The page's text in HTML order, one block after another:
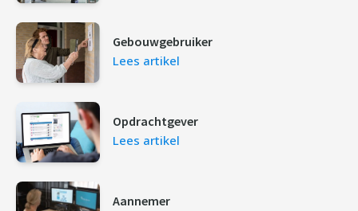
Gebouwgebruiker
Lees artikel
Opdrachtgever
Lees artikel
Aannemer